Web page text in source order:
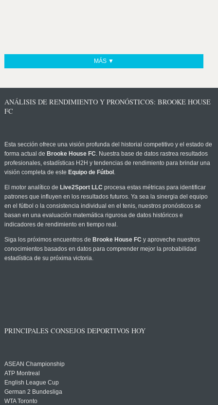
MÁS ▼
ANÁLISIS DE RENDIMIENTO Y PRONÓSTICOS: BROOKE HOUSE
FC
Esta sección ofrece una visión profunda del historial competitivo y el estado de
forma actual de Brooke House FC. Nuestra base de datos rastrea resultados
profesionales, estadísticas H2H y tendencias de rendimiento para brindar una
visión completa de este Equipo de Fútbol .
El motor analítico de Live2Sport LLC procesa estas métricas para identificar
patrones que influyen en los resultados futuros. Ya sea la sinergia del equipo
en el fútbol o la consistencia individual en el tenis, nuestros pronósticos se
basan en una evaluación matemática rigurosa de datos históricos e
indicadores de rendimiento en tiempo real.
Siga los próximos encuentros de Brooke House FC y aproveche nuestros
conocimientos basados en datos para comprender mejor la probabilidad
estadística de su próxima victoria.
PRINCIPALES CONSEJOS DEPORTIVOS HOY
ASEAN Championship
ATP Montreal
English League Cup
German 2 Bundesliga
WTA Toronto